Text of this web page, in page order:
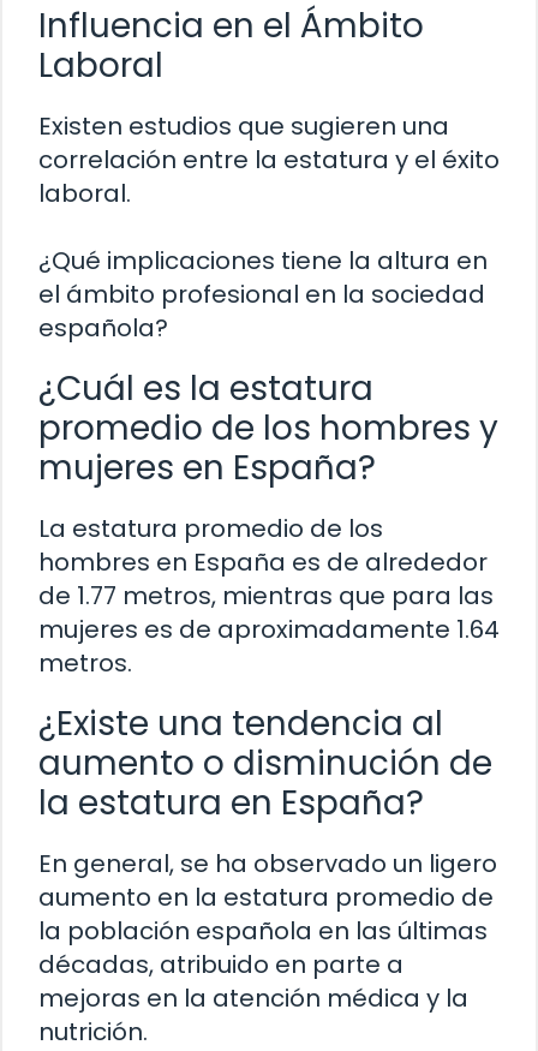
Influencia en el Ámbito
Laboral
Existen estudios que sugieren una
correlación entre la estatura y el éxito
laboral.
¿Qué implicaciones tiene la altura en
el ámbito profesional en la sociedad
española?
¿Cuál es la estatura
promedio de los hombres y
mujeres en España?
La estatura promedio de los
hombres en España es de alrededor
de 1.77 metros, mientras que para las
mujeres es de aproximadamente 1.64
metros.
¿Existe una tendencia al
aumento o disminución de
la estatura en España?
En general, se ha observado un ligero
aumento en la estatura promedio de
la población española en las últimas
décadas, atribuido en parte a
mejoras en la atención médica y la
nutrición.